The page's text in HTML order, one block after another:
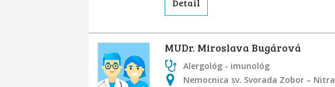
Detail
MUDr. Miroslava Bugárová
Alergológ - imunológ
Nemocnica sv. Svorada Zobor – Nitra